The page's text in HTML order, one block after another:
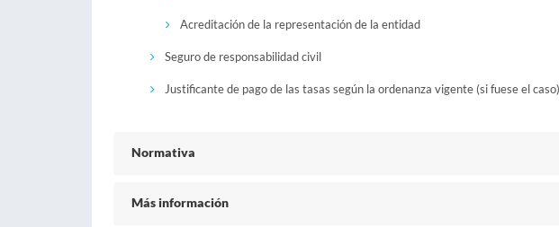
Acreditación de la representación de la entidad
Seguro de responsabilidad civil
Justificante de pago de las tasas según la ordenanza vigente (si fuese el caso)
Normativa
Más información